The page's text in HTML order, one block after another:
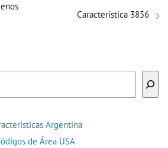
Característica 3856
Argentina
de Área USA